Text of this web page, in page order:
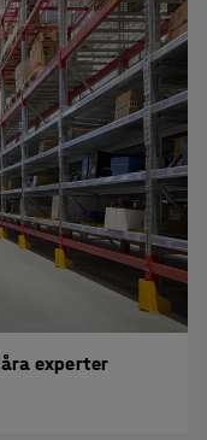
experter